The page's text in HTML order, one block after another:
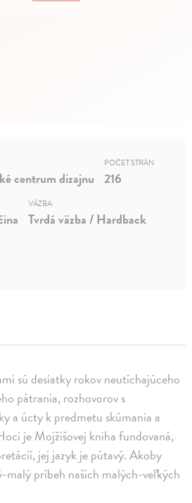
sú desiatky rokov neutíchajúceho
pátrania, rozhovorov s
a úcty k predmetu skúmania a
je Mojžišovej kniha fundovaná,
jej jazyk je pútavý. Akoby
malý príbeh našich malých-veľkých
centrum dizajnu
POČET STRÁN
216
VÄZBA
Tvrdá väzba / Hardback